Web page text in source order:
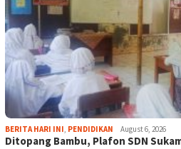
BERITA HARI INI, PENDIDIKAN August 6, 2026
Ditopang Bambu, Plafon SDN